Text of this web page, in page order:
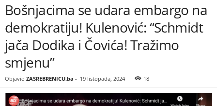
Bošnjacima se udara embargo na
demokratiju! Kulenović: “Schmidt
jača Dodika i Čovića! Tražimo
smjenu”
Objavio ZASREBRENICU.ba - 19 listopada, 2024 18